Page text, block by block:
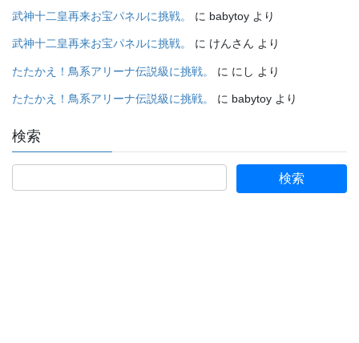
武神十二皇再来お宝パネルに挑戦。 に babytoy より
武神十二皇再来お宝パネルに挑戦。 に けんさん より
たたかえ！鳥系アリーナ伝説級に挑戦。 に にし より
たたかえ！鳥系アリーナ伝説級に挑戦。 に babytoy より
検索